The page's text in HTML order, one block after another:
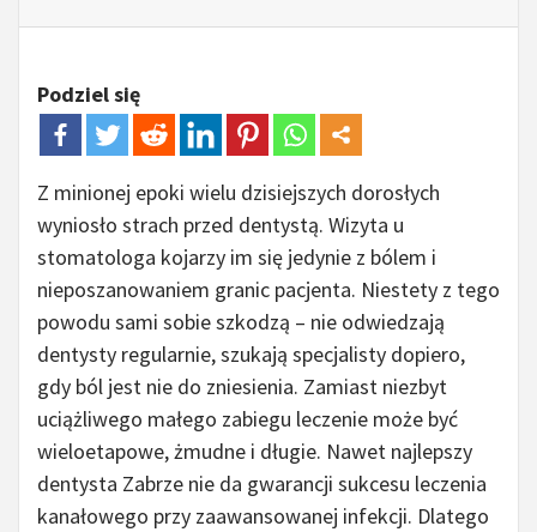
Podziel się
Z minionej epoki wielu dzisiejszych dorosłych
wyniosło strach przed dentystą. Wizyta u
stomatologa kojarzy im się jedynie z bólem i
nieposzanowaniem granic pacjenta. Niestety z tego
powodu sami sobie szkodzą – nie odwiedzają
dentysty regularnie, szukają specjalisty dopiero,
gdy ból jest nie do zniesienia. Zamiast niezbyt
uciążliwego małego zabiegu leczenie może być
wieloetapowe, żmudne i długie. Nawet najlepszy
dentysta Zabrze nie da gwarancji sukcesu leczenia
kanałowego przy zaawansowanej infekcji. Dlatego